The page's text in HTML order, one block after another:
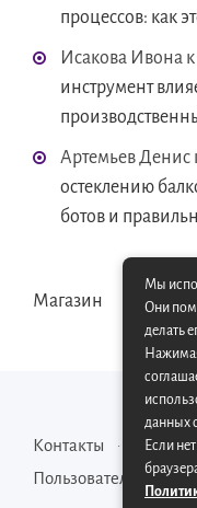
процессов: как
Исакова Ивона
инструмент
Артемьев Денис
остеклению
ботов и
Магазин
Контакты
Карта
Пользовательское
Мы
Они
делать
данных
Если